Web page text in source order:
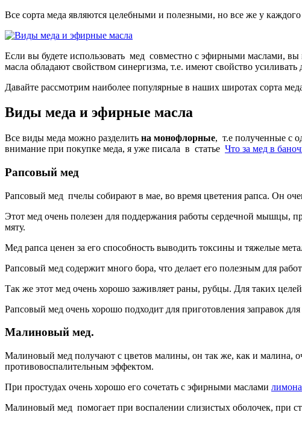
Все сорта меда являются целебными и полезными, но все же у
Если вы будете использовать мед совместно с эфирными маслами,
масла обладают свойством синергизма, т.е. имеют свойство усиливать
Давайте рассмотрим наиболее популярные в наших широтах сорта
Виды меда и эфирные масла
Все виды меда можно разделить на монофлорные, т.е полученные с
внимание при покупке меда, я уже писала в статье Что за мед в
Рапсовый мед
Рапсовый мед пчелы собирают в мае, во время цветения рапса. Он
Этот мед очень полезен для поддержания работы сердечной мышцы,
мяту.
Мед рапса ценен за его способность выводить токсины и тяжелые
Рапсовый мед содержит много бора, что делает его полезным для
Так же этот мед очень хорошо заживляет раны, рубцы. Для таких
Рапсовый мед очень хорошо подходит для приготовления заправок
Малиновый мед.
Малиновый мед получают с цветов малины, он так же, как и малина,
противовоспалительным эффектом.
При простудах очень хорошо его сочетать с эфирными маслами лимона
Малиновый мед помогает при воспалении слизистых оболочек, при